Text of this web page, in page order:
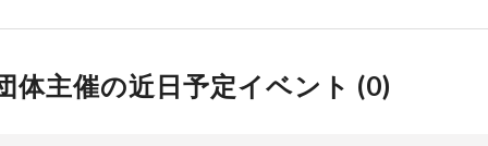
体主催の近日予定イベント (0)